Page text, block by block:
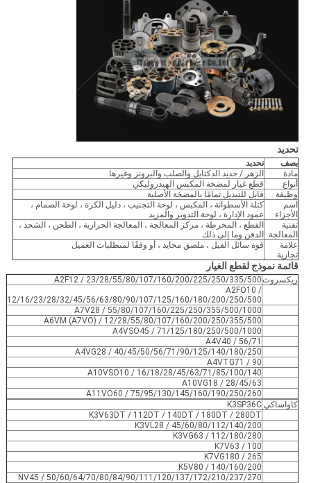
تحديد
يصف
تحديد
مادة
الزهر / حديد الدكتايل والصلب والبرونز وغيرها
أنواع
قطع غيار لمضخة المكبس الهيدروليكي
وظيفة
قابل للتبديل تمامًا بالمضخة الأصلية
اسم
الأجزاء
كتلة الأسطوانة ، المكبس ، لوحة التجنيب ، دليل الكرة ، لوحة الصمام ،
عمود الإدارة ، لوحة التدوير والمزيد
تقنية
المعالجة
القطع ، المخرطة ، مركز المعالجة ، المعالجة الحرارية ، الطحن ، الشحذ ،
الدفن وما إلى ذلك
علامة
تجارية
قوة سائل الفيل ، ملصق محايد ، أو وفقًا لمتطلبات العميل
قائمة نموذج لقطع الغيار
ريكسروثA2F12 / 23/28/55/80/107/160/200/225/250/335/500
A2FO10 /
12/16/23/28/32/45/56/63/80/90/107/125/160/180/200/250/500
A7V28 / 55/80/107/160/225/250/355/500/1000
A6VM (A7VO) / 12/28/55/80/107/160/200/250/355/500
A4VSO45 / 71/125/180/250/500/1000
A4V40 / 56/71
A4VG28 / 40/45/50/56/71/90/125/140/180/250
A4VTG71 / 90
A10VSO10 / 16/18/28/45/63/71/85/100/140
A10VG18 / 28/45/63
A11VO60 / 75/95/130/145/160/190/250/260
كاواساكي K3SP36C
K3V63DT / 112DT / 140DT / 180DT / 280DT
K3VL28 / 45/60/80/112/140/200
K3VG63 / 112/180/280
K7V63 / 100
K7VG180 / 265
K5V80 / 140/160/200
NV45 / 50/60/64/70/80/84/90/111/120/137/172/210/237/270